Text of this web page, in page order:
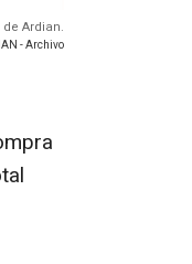
Ardian.
- Archivo